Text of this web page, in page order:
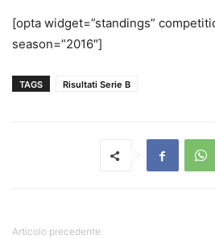
[opta widget=”standings”
season=”2016″]
TAGS Risultati Serie B
Articolo precedente